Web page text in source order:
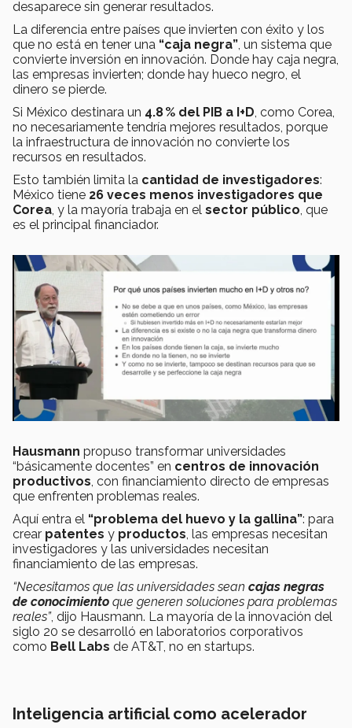
desaparece sin generar resultados.
La diferencia entre países que invierten con éxito y los
que no está en tener una “caja negra”, un sistema que
convierte inversión en innovación. Donde hay caja negra,
las empresas invierten; donde hay hueco negro, el
dinero se pierde.
Si México destinara un 4.8 % del PIB a I+D, como Corea,
no necesariamente tendría mejores resultados, porque
la infraestructura de innovación no convierte los
recursos en resultados.
Esto también limita la cantidad de investigadores:
México tiene 26 veces menos investigadores que
Corea, y la mayoría trabaja en el sector público, que
es el principal financiador.
Hausmann propuso transformar universidades
“básicamente docentes” en centros de innovación
productivos , con financiamiento directo de empresas
que enfrenten problemas reales.
Aquí entra el “problema del huevo y la gallina”: para
crear patentes y productos , las empresas necesitan
investigadores y las universidades necesitan
financiamiento de las empresas.
“Necesitamos que las universidades sean cajas negras
de conocimiento que generen soluciones para problemas
reales”, dijo Hausmann. La mayoría de la innovación del
siglo 20 se desarrolló en laboratorios corporativos
como Bell Labs de AT&T, no en startups.
Inteligencia artificial como acelerador